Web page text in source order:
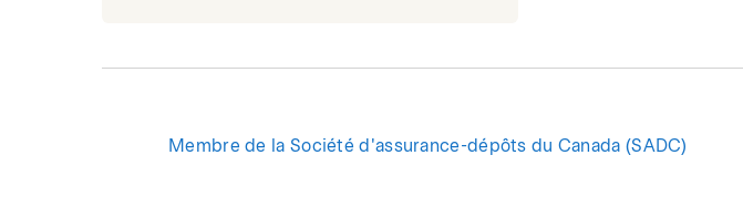
Membre de la Société d'assurance-dépôts du Canada (SADC)